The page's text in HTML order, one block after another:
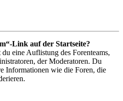
Link auf der Startseite?
eine Auflistung des Forenteams,
der Moderatoren. Du
Informationen wie die Foren, die